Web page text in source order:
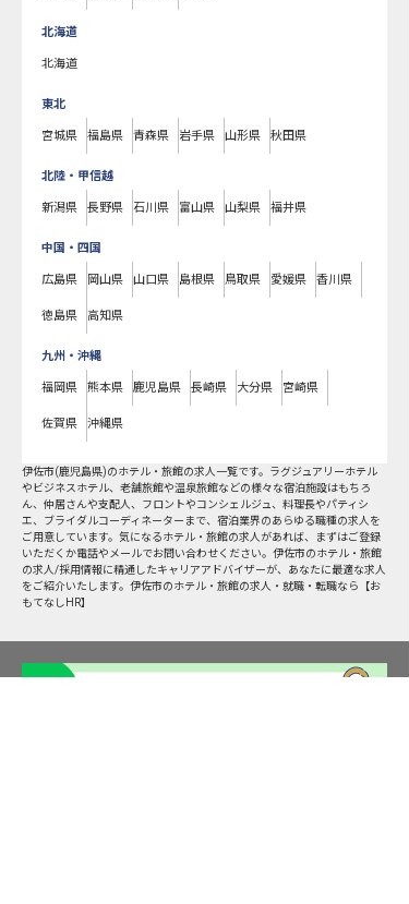
北海道
北海道
東北
宮城県 福島県 青森県 岩手県 山形県 秋田県
北陸・甲信越
新潟県 長野県 石川県 富山県 山梨県 福井県
中国・四国
広島県 岡山県 山口県 島根県 鳥取県 愛媛県 香川県
徳島県 高知県
九州・沖縄
福岡県 熊本県 鹿児島県 長崎県 大分県 宮崎県
佐賀県 沖縄県
伊佐市(鹿児島県)のホテル・旅館の求人一覧です。ラグジュアリーホテル
やビジネスホテル、老舗旅館や温泉旅館などの様々な宿泊施設はもちろ
ん、仲居さんや支配人、フロントやコンシェルジュ、料理長やパティシ
エ、ブライダルコーディネーターまで、宿泊業界のあらゆる職種の求人を
ご用意しています。気になるホテル・旅館の求人があれば、まずはご登録
いただくか電話やメールでお問い合わせください。伊佐市のホテル・旅館
の求人/採用情報に精通したキャリアアドバイザーが、あなたに最適な求人
をご紹介いたします。伊佐市のホテル・旅館の求人・就職・転職なら【お
もてなしHR】